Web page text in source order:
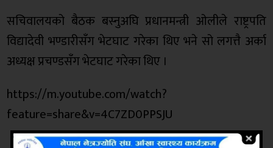
सचिवालयको बैठक बस्नुअघि प्रधानमन्त्री ओलीले राष्ट्रपति
विद्यादेवी भण्डारीसँग भेटघाट गरेका थिए भने सो लगत्तै अर्का
अध्यक्ष प्रचण्डसँग भेटघाट गरेका थिए ।
https://m.youtube.com/watch?
feature=share&v=4C7ZD0PPSJU